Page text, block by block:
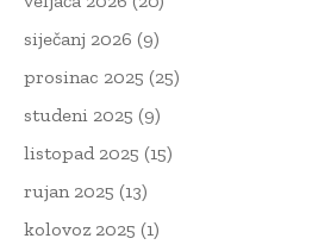
siječanj 2026 (9)
prosinac 2025 (25)
studeni 2025 (9)
listopad 2025 (15)
rujan 2025 (13)
kolovoz 2025 (1)